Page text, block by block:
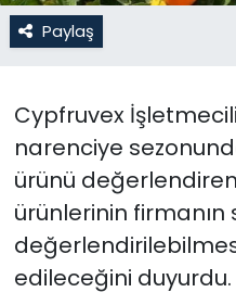
Paylaş
Cypfruvex
narenciye
ürünü
ürünlerinin firmanın
edileceğini duyurdu.
Otomobil Dünyası
SAĞLIK
Spor
Teknoloji
TÜRKiYE